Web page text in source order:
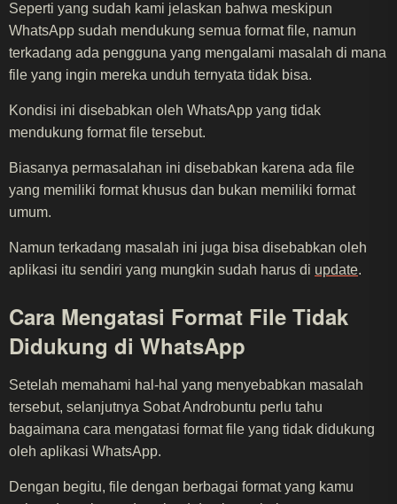
Seperti yang sudah kami jelaskan bahwa meskipun
WhatsApp sudah mendukung semua format file, namun
terkadang ada pengguna yang mengalami masalah di mana
file yang ingin mereka unduh ternyata tidak bisa.
Kondisi ini disebabkan oleh WhatsApp yang tidak
mendukung format file tersebut.
Biasanya permasalahan ini disebabkan karena ada file
yang memiliki format khusus dan bukan memiliki format
umum.
Namun terkadang masalah ini juga bisa disebabkan oleh
aplikasi itu sendiri yang mungkin sudah harus di update.
Cara Mengatasi Format File Tidak
Didukung di WhatsApp
Setelah memahami hal-hal yang menyebabkan masalah
tersebut, selanjutnya Sobat Androbuntu perlu tahu
bagaimana cara mengatasi format file yang tidak didukung
oleh aplikasi WhatsApp.
Dengan begitu, file dengan berbagai format yang kamu